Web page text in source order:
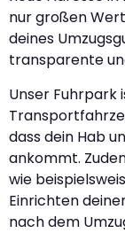
nur großen
deines
transparente
Unser
dass dein Hab
ankommt.
wie
Einrichten
nach dem